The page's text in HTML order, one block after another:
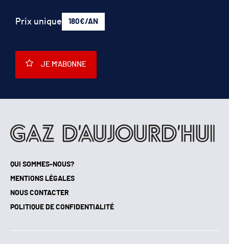
QUI SOMMES-NOUS?
MENTIONS LÉGALES
NOUS CONTACTER
POLITIQUE DE CONFIDENTIALITÉ
Prix unique 180€/AN
JE M'ABONNE